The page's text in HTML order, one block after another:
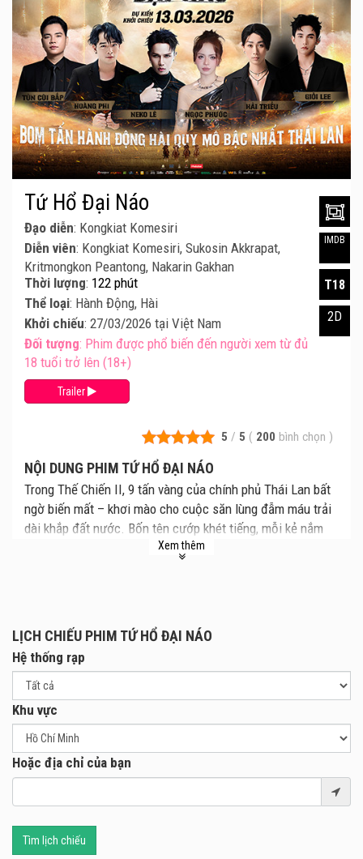
5 / 5 ( 200 bình chọn )
NỘI DUNG PHIM TỨ HỔ ĐẠI NÁO
Trong Thế Chiến II, 9 tấn vàng của chính phủ Thái Lan bất
ngờ biến mất – khơi mào cho cuộc săn lùng đẫm máu trải
dài khắp đất nước. Bốn tên cướp khét tiếng, mỗi kẻ nắm
giữ một môn tà thuật riêng biệt, bị cuốn vào ván cờ sinh
Xem thêm
Tứ Hổ Đại Náo
Đạo diễn: Kongkiat Komesiri
Diễn viên: Kongkiat Komesiri, Sukosin Akkrapat,
Kritmongkon Peantong, Nakarin Gakhan
Thời lượng: 122 phút
Thể loại: Hành Động, Hài
Khởi chiếu: 27/03/2026 tại Việt Nam
Đối tượng: Phim được phổ biến đến người xem từ đủ
18 tuổi trở lên (18+)
Trailer
IMDB
T18
2D
LỊCH CHIẾU PHIM TỨ HỔ ĐẠI NÁO
Hệ thống rạp
Khu vực
Hoặc địa chỉ của bạn
Tìm lịch chiếu